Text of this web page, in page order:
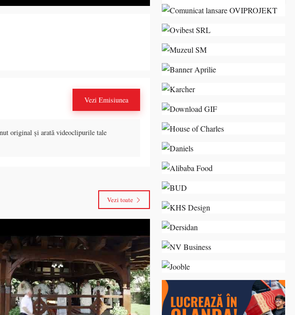
Vezi Emisiunea
original și arată videoclipurile tale
Vezi toate
Maramureș, ideale pentru o